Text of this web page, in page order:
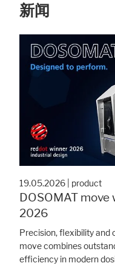
新闻
19.05.2026 product
DOSOMAT move
2026
Precision, flexibility and
move combines
efficiency in modern